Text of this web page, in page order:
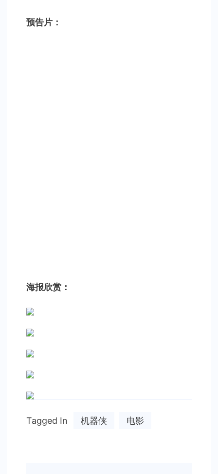
预告片：
海报欣赏：
Tagged In 机器侠 电影